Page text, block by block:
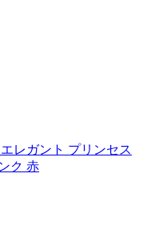
エレガント プリンセス
ク 赤